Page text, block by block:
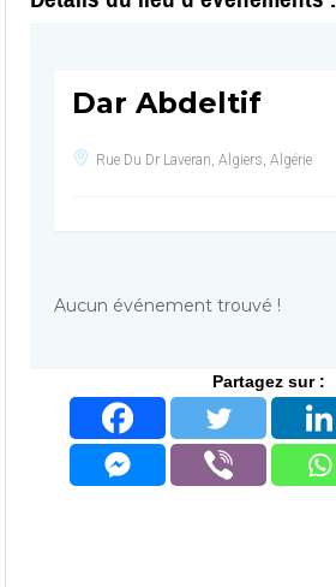
Dar Abdeltif
Rue Du Dr Laveran, Algiers, Algérie
Aucun événement trouvé !
Partagez sur :